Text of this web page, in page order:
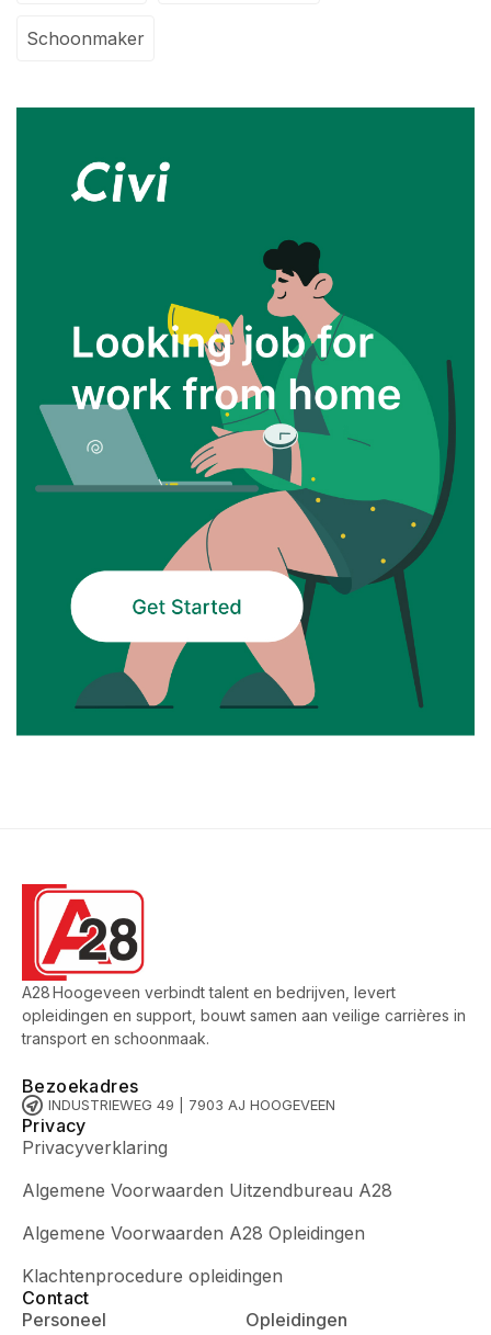
Schoonmaker
A28 Hoogeveen verbindt talent en bedrijven, levert
opleidingen en support, bouwt samen aan veilige carrières in
transport en schoonmaak.
Bezoekadres
INDUSTRIEWEG 49 | 7903 AJ HOOGEVEEN
Privacy
Privacyverklaring
Algemene Voorwaarden Uitzendbureau A28
Algemene Voorwaarden A28 Opleidingen
Klachtenprocedure opleidingen
Contact
Personeel
Opleidingen